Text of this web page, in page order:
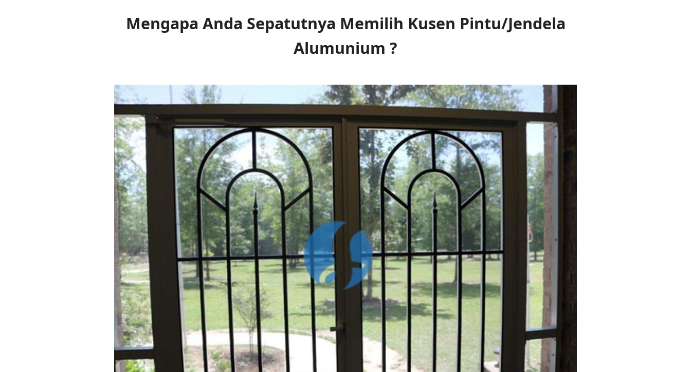
Mengapa Anda Sepatutnya Memilih Kusen Pintu/Jendela
Alumunium ?